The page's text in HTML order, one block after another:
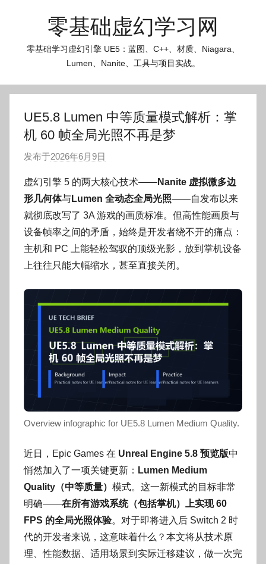
零基础虚幻学习网
零基础学习虚幻引擎 UE5：蓝图、C++、材质、Niagara、
Lumen、Nanite、工具与项目实战。
UE5.8 Lumen 中等质量模式解析：掌
机 60 帧全局光照不再是梦
发布于2026年6月9日
:
O
k
g
o
g
虚幻引擎 5 的两大核心技术——Nanite 虚拟微多边
形几何体与Lumen 全动态全局光照——自发布以来
就彻底改写了 3A 游戏的画质标准。但高性能画质与
设备帧率之间的矛盾，始终是开发者绕不开的痛点：
主机和 PC 上能轻松驾驭的顶级光影，放到掌机设备
上往往只能大幅缩水，甚至直接关闭。
Overview infographic for UE5.8 Lumen Medium Quality.
近日，Epic Games 在 Unreal Engine 5.8 预览版中
悄然加入了一项关键更新： Lumen Medium
Quality（中等质量） 模式。这一新模式的目标非常
明确——在所有游戏系统（包括掌机）上实现 60
FPS 的全局光照体验。对于即将进入后 Switch 2 时
代的开发者来说，这意味着什么？本文将从技术原
理、性能数据、适用场景到实际迁移建议，做一次完